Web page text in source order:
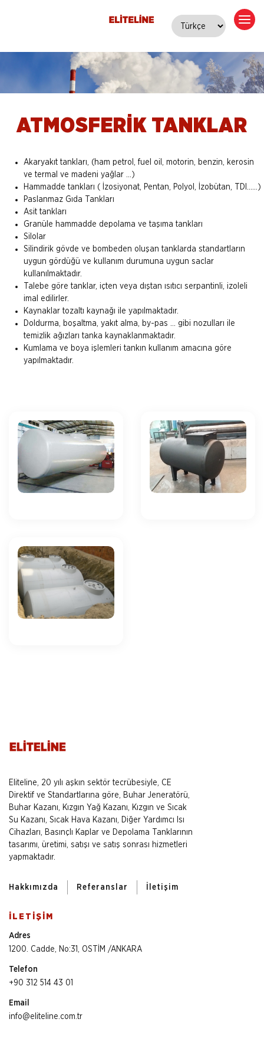
ATMOSFERİK TANKLAR
Akaryakıt tankları, (ham petrol, fuel oil, motorin, benzin, kerosin
ve termal ve madeni yağlar ...)
Hammadde tankları ( İzosiyonat, Pentan, Polyol, İzobütan, TDI……)
Paslanmaz Gıda Tankları
Asit tankları
Granüle hammadde depolama ve taşıma tankları
Silolar
Silindirik gövde ve bombeden oluşan tanklarda standartların
uygun gördüğü ve kullanım durumuna uygun saclar
kullanılmaktadır.
Talebe göre tanklar, içten veya dıştan ısıtıcı serpantinli, izoleli
imal edilirler.
Kaynaklar tozaltı kaynağı ile yapılmaktadır.
Doldurma, boşaltma, yakıt alma, by-pas … gibi nozulları ile
temizlik ağızları tanka kaynaklanmaktadır.
Kumlama ve boya işlemleri tankın kullanım amacına göre
yapılmaktadır.
Eliteline, 20 yılı aşkın sektör tecrübesiyle, CE
Direktif ve Standartlarına göre, Buhar Jeneratörü,
Buhar Kazanı, Kızgın Yağ Kazanı, Kızgın ve Sıcak
Su Kazanı, Sıcak Hava Kazanı, Diğer Yardımcı Isı
Cihazları, Basınçlı Kaplar ve Depolama Tanklarının
tasarımı, üretimi, satışı ve satış sonrası hizmetleri
yapmaktadır.
Hakkımızda Referanslar İletişim
İLETİŞİM
Adres
1200. Cadde, No:31, OSTİM /ANKARA
Telefon
+90 312 514 43 01
Email
info@eliteline.com.tr